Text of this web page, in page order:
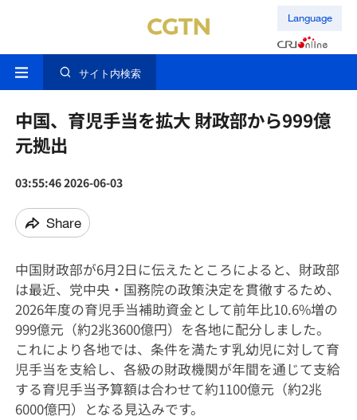
Language
サイト内検索
中国、育児手当を拡大 財政部から999億
元拠出
03:55:46 2026-06-03
Share
中国財政部が6月2日に伝えたところによると、財政部
は最近、党中央・国務院の政策決定を貫徹するため、
2026年度の育児手当補助資金として前年比10.6%増の
999億元（約2兆3600億円）を各地に配分しました。
これにより各地では、条件を満たす乳幼児に対して育
児手当を支給し、各級の財政機関が年間を通じて支給
する育児手当予算額は合わせて約1100億元（約2兆
6000億円）となる見込みです。